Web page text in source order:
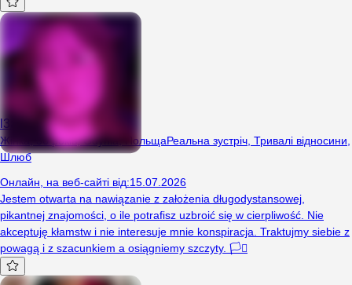
l3a
Жінка, 36 років, Gdynia, ПольщаРеальна зустріч Тривалі відносини
Шлюб
Онлайн
на веб-сайті від:15.07.2026
Jestem otwarta na nawiązanie z założenia długodystansowej,
pikantnej znajomości, o ile potrafisz uzbroić się w cierpliwość. Nie
akceptuję kłamstw i nie interesuje mnie konspiracja. Traktujmy siebie z
powagą i z szacunkiem a osiągniemy szczyty. 🏳️‍⚧️